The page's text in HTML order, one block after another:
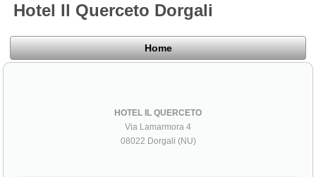
Hotel Il Querceto Dorgali
Home
HOTEL IL QUERCETO
Via Lamarmora 4
08022 Dorgali (NU)